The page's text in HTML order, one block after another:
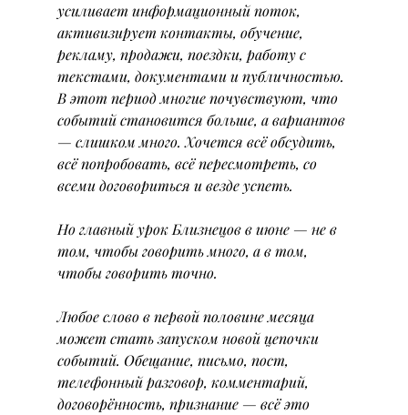
усиливает информационный поток,
активизирует контакты, обучение,
рекламу, продажи, поездки, работу с
текстами, документами и публичностью.
В этот период многие почувствуют, что
событий становится больше, а вариантов
— слишком много. Хочется всё обсудить,
всё попробовать, всё пересмотреть, со
всеми договориться и везде успеть.
Но главный урок Близнецов в июне — не в
том, чтобы говорить много, а в том,
чтобы говорить точно.
Любое слово в первой половине месяца
может стать запуском новой цепочки
событий. Обещание, письмо, пост,
телефонный разговор, комментарий,
договорённость, признание — всё это